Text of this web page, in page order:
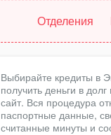
Отделения
Выбирайте кредиты в
получить деньги в
сайт. Вся процедура
паспортные данные,
считанные минуты и